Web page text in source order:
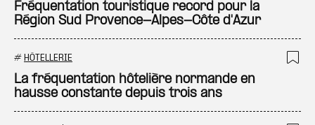
Fréquentation touristique record pour la
Région Sud Provence-Alpes-Côte d'Azur
# HÔTELLERIE
La fréquentation hôtelière normande en
hausse constante depuis trois ans